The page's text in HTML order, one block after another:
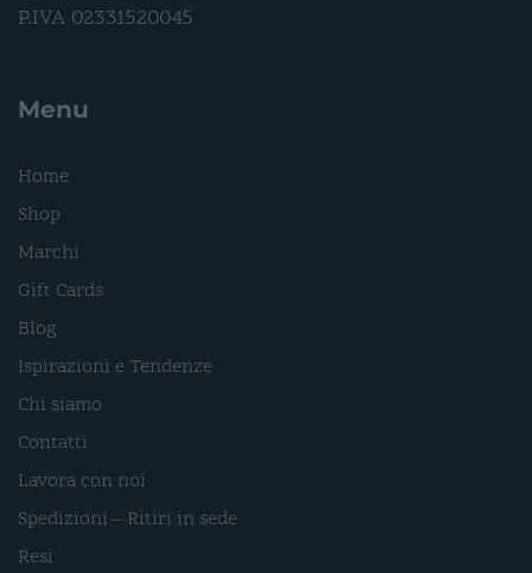
P.IVA 02331520045
Menu
Home
Shop
Marchi
Gift Cards
Blog
Ispirazioni e Tendenze
Chi siamo
Contatti
Lavora con noi
Spedizioni – Ritiri in sede
Resi